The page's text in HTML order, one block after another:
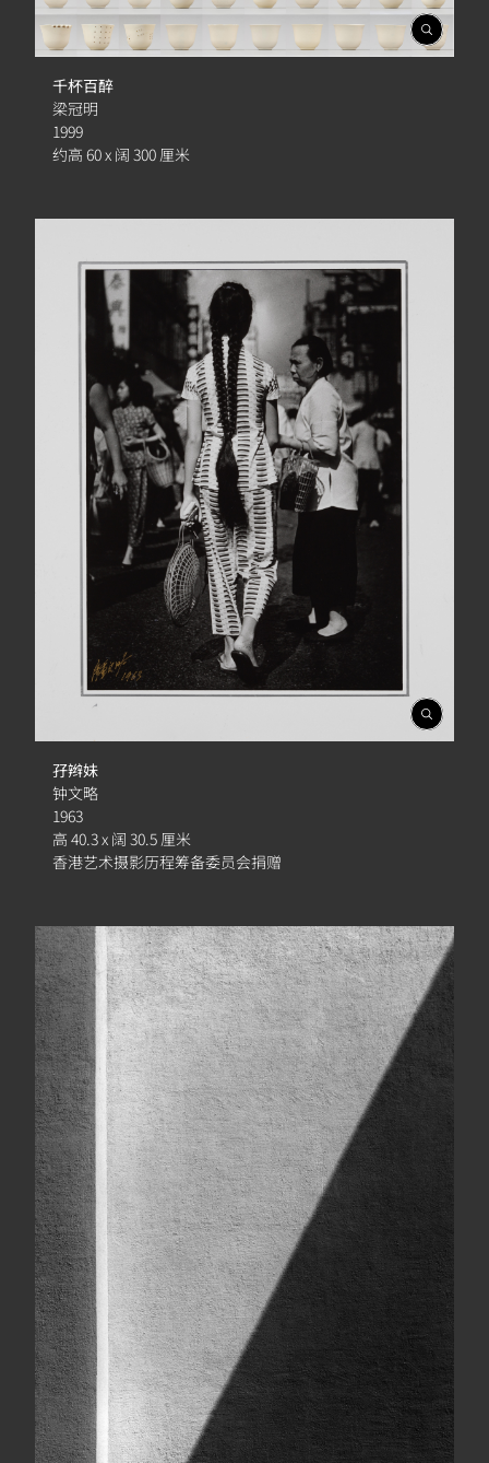
開
啟
千杯百醉
梁冠明
1999
约高 60 x 阔 300 厘米
開
啟
孖辫妹
钟文略
1963
高 40.3 x 阔 30.5 厘米
香港艺术摄影历程筹备委员会捐赠